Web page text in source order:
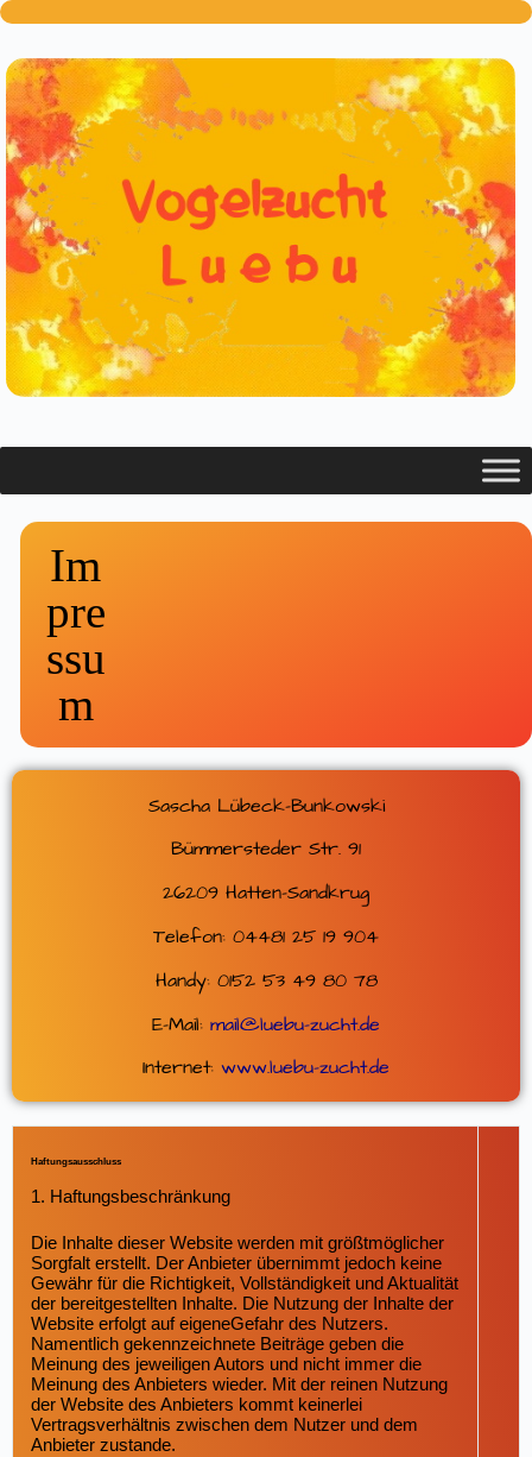
Im
pre
ssu
m
Sascha Lübeck-Bunkowski
Bümmersteder Str. 91
26209 Hatten-Sandkrug
Telefon: 04481 25 19 904
Handy: 0152 53 49 80 78
E-Mail: mail@luebu-zucht.de
Internet: www.luebu-zucht.de
Haftungsausschluss
1. Haftungsbeschränkung
Die Inhalte dieser Website werden mit größtmöglicher
Sorgfalt erstellt. Der Anbieter übernimmt jedoch keine
Gewähr für die Richtigkeit, Vollständigkeit und Aktualität
der bereitgestellten Inhalte. Die Nutzung der Inhalte der
Website erfolgt auf eigeneGefahr des Nutzers.
Namentlich gekennzeichnete Beiträge geben die
Meinung des jeweiligen Autors und nicht immer die
Meinung des Anbieters wieder. Mit der reinen Nutzung
der Website des Anbieters kommt keinerlei
Vertragsverhältnis zwischen dem Nutzer und dem
Anbieter zustande.